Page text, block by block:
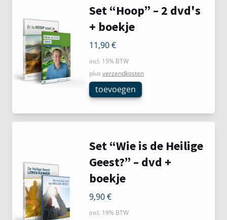
Set “Hoop” – 2 dvd's
+ boekje
11,90€
incl. 19% BTW
plus verzendkosten
toevoegen
Set “Wie is de Heilige
Geest?” – dvd +
boekje
9,90€
incl. 19% BTW